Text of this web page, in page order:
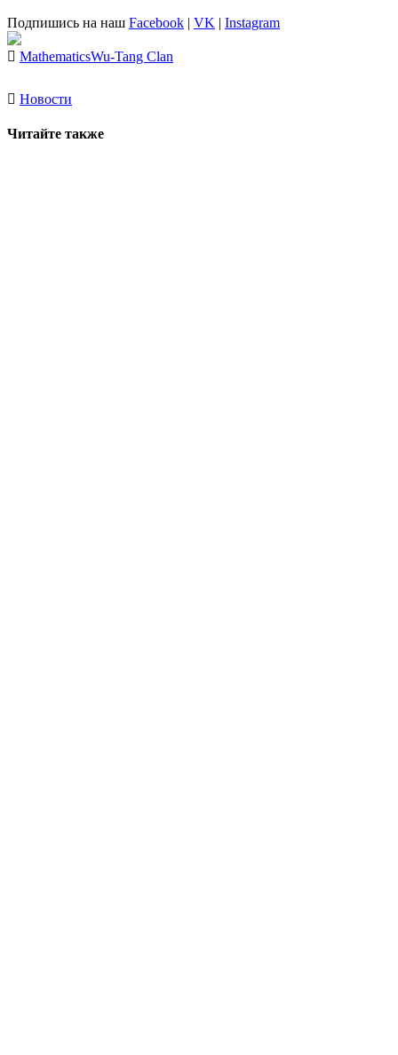
Подпишись на наш Facebook | VK | Instagram
MathematicsWu-Tang Clan
Новости
Читайте также